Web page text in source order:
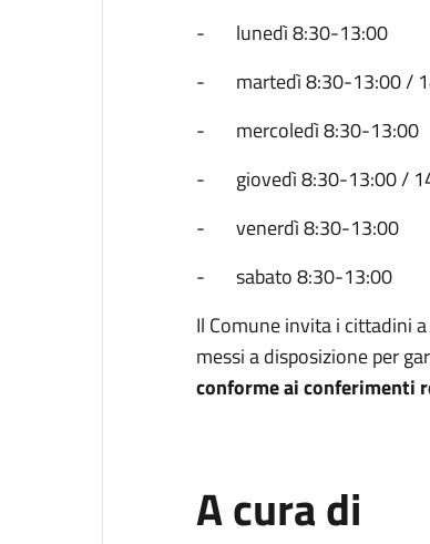
- lunedì 8:30-13:00
- martedì 8:30-13:00 /
- mercoledì 8:30-13:00
- giovedì 8:30-13:00 /
- venerdì 8:30-13:00
- sabato 8:30-13:00
Il Comune invita i cittadini
messi a disposizione per
conforme ai conferimenti
A cura di